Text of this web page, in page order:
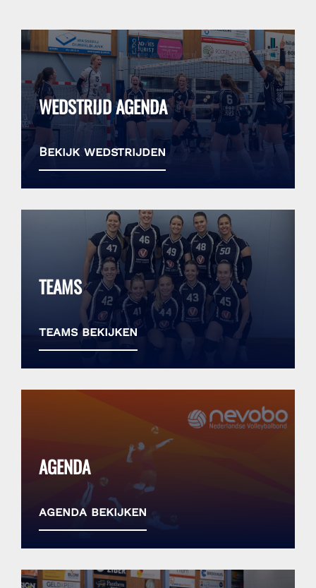
WEDSTRIJD AGENDA
Bekijk wedstrijden
TEAMS
teams bekijken
AGENDA
agenda bekijken